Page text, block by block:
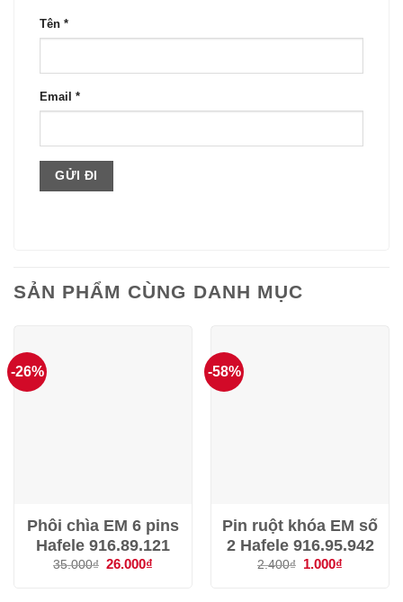
Tên *
Email *
SẢN PHẨM CÙNG DANH MỤC
-26%
Phôi chìa EM 6 pins
Hafele 916.89.121
35.000₫ Giá
26.000₫
-58%
Pin ruột khóa EM số
2 Hafele 916.95.942
2.400₫
Giá
1.000₫